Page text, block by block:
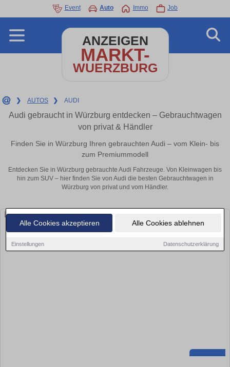
Alle Cookies akzeptieren Alle Cookies ablehnen
Einstellungen Datenschutzerklärung
Event Auto Immo Job
ANZEIGEN
MARKT-
WUERZBURG
❯ AUTOS ❯ AUDI
Audi gebraucht in Würzburg entdecken – Gebrauchtwagen
von privat & Händler
Finden Sie in Würzburg Ihren gebrauchten Audi – vom Klein- bis
zum Premiummodell
Entdecken Sie in Würzburg gebrauchte Audi Fahrzeuge. Von Kleinwagen bis
hin zum SUV – hier finden Sie von Audi die besten Gebrauchtwagen in
Würzburg von privat und vom Händler.